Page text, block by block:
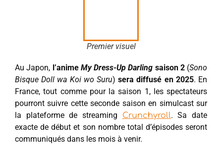
Premier visuel
Au Japon, l’anime My Dress-Up Darling saison 2(Sono
Bisque Doll wa Koi wo Suru) sera diffusé en 2025. En
France, tout comme pour la saison 1, les spectateurs
pourront suivre cette seconde saison en simulcast sur
la plateforme de streaming
Crunchyroll. Sa date
exacte de début et son nombre total d’épisodes seront
communiqués dans les mois à venir.